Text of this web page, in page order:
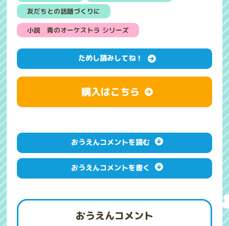
友だちとの話題づくりに
小説 青のオーケストラ シリーズ
ためし読みしてね！
購入はこちら
おうえんコメントを読む
おうえんコメントを書く
おうえんコメント